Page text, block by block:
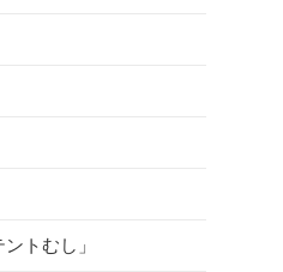
トむし」